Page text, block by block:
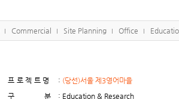
Commercial Site Planning Office
프로젝트명 : (당선)서울 제3영어마을
구분: Education & Research